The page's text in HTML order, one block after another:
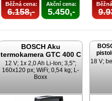
Běžná cena:
6.158,-
Akční cena:
5.450,-
BOSCH Aku
termokamera GTC 400 C
12 V; 1x 2,0 Ah Li-Ion; 3,5";
160x120 px; WiFi; 0,54 kg; L-
Boxx
18 V;